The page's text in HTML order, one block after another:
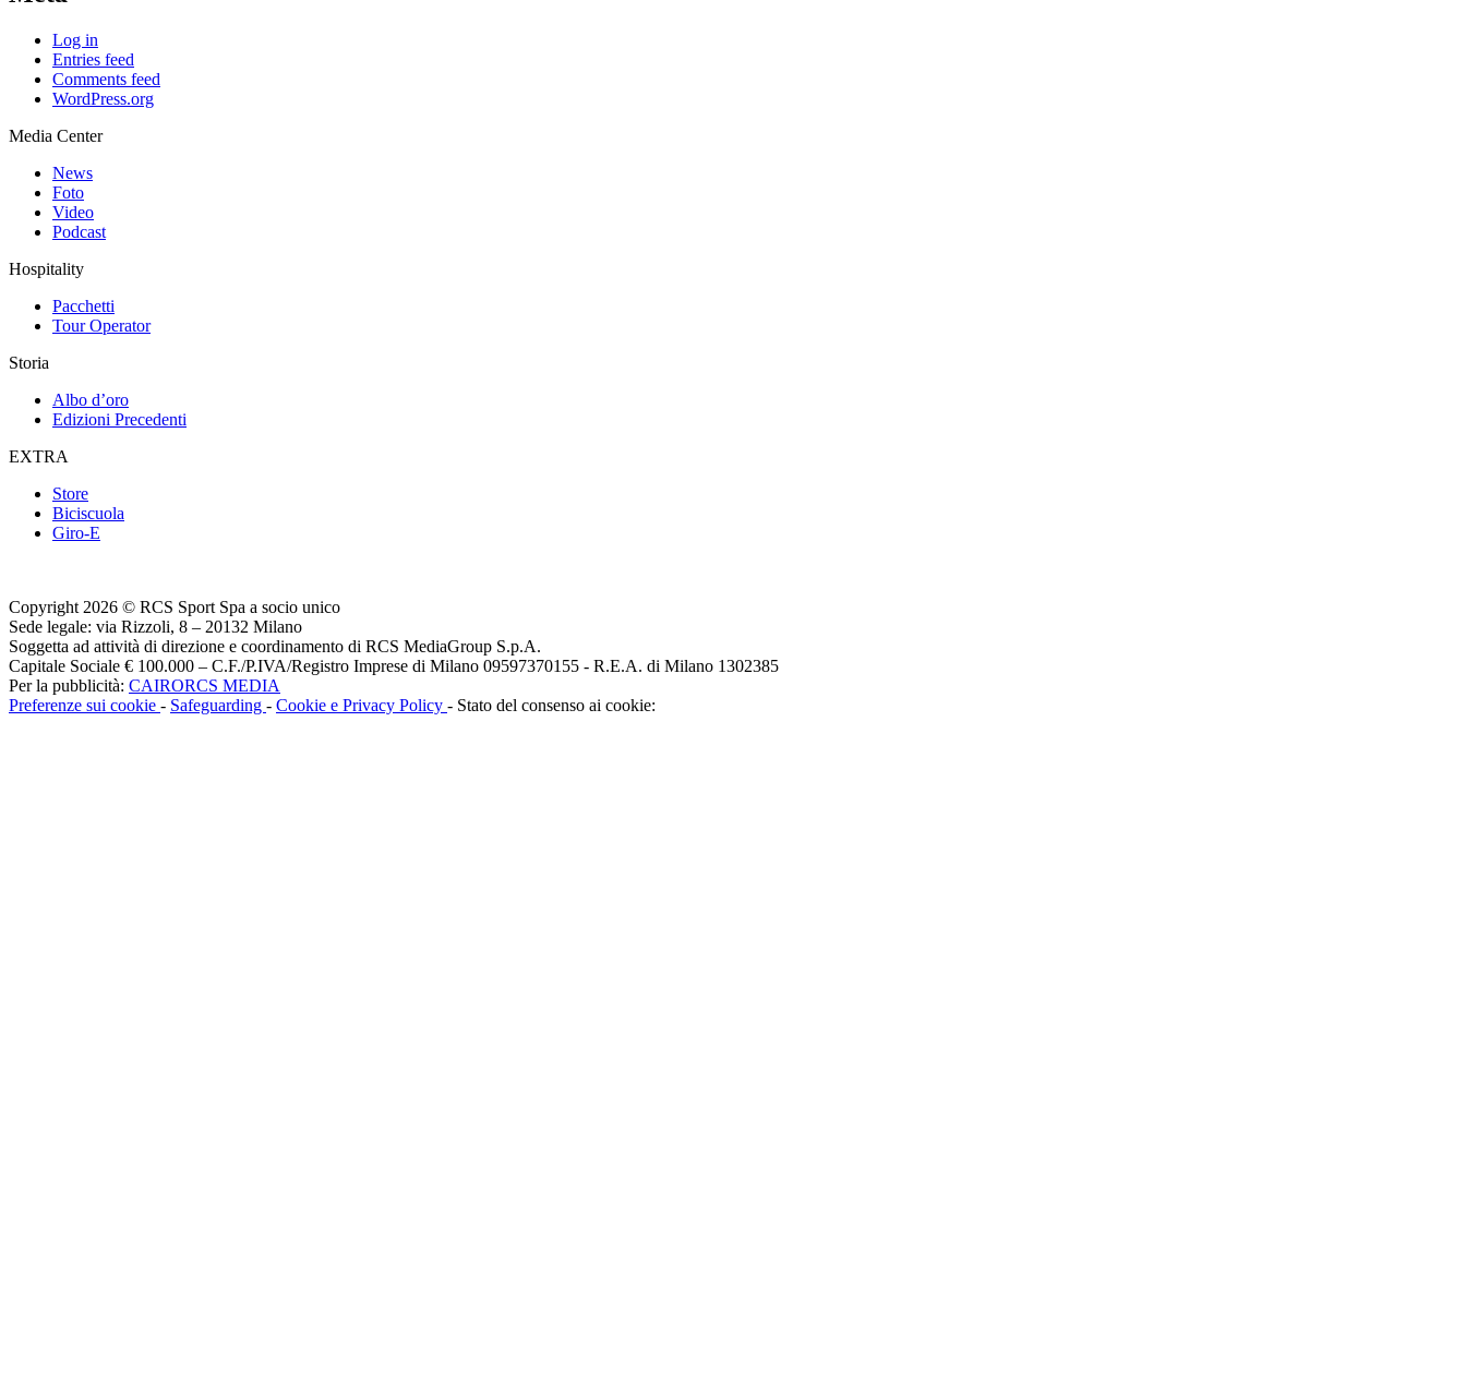
Log in
Entries feed
Comments feed
WordPress.org
Media Center
News
Foto
Video
Podcast
Hospitality
Pacchetti
Tour Operator
Storia
Albo d’oro
Edizioni Precedenti
EXTRA
Store
Biciscuola
Giro-E
Copyright 2026 © RCS Sport Spa a socio unico
Sede legale: via Rizzoli, 8 – 20132 Milano
Soggetta ad attività di direzione e coordinamento di RCS MediaGroup S.p.A.
Capitale Sociale € 100.000 – C.F./P.IVA/Registro Imprese di Milano 09597370155 - R.E.A. di Milano 1302385
Per la pubblicità: CAIRORCS MEDIA
Preferenze sui cookie - Safeguarding - Cookie e Privacy Policy - Stato del consenso ai cookie: